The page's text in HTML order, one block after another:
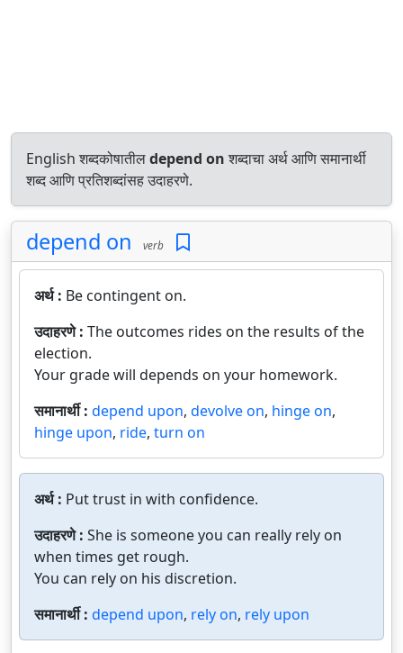
English शब्दकोषातीलdepend onशब्दाचा अर्थ आणि समानार्थी
शब्द आणि प्रतिशब्दांसह उदाहरणे.
depend on verb
अर्थ : Be contingent on.
उदाहरणे : The outcomes rides on the results of the
election.
Your grade will depends on your homework.
समानार्थी : depend upon, devolve on, hinge on,
hinge upon, ride, turn on
अर्थ : Put trust in with confidence.
उदाहरणे : She is someone you can really rely on
when times get rough.
You can rely on his discretion.
समानार्थी : depend upon, rely on, rely upon